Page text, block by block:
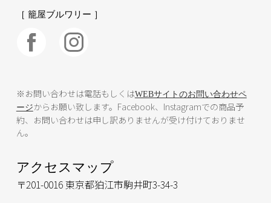
［ 籠屋ブルワリー ］
※お問い合わせは電話もしくはWEBサイトのお問い合わせペ
ージからお願い致します。Facebook、Instagramでの商品予
約、お問い合わせは申し訳ありませんが受け付けておりませ
ん。
アクセスマップ
〒201-0016 東京都狛江市駒井町3-34-3